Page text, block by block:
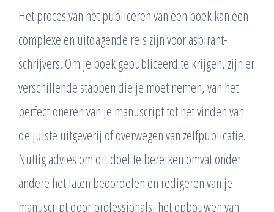
Het proces van het publiceren van een boek kan een
complexe en uitdagende reis zijn voor aspirant-
schrijvers. Om je boek gepubliceerd te krijgen, zijn er
verschillende stappen die je moet nemen, van het
perfectioneren van je manuscript tot het vinden van
de juiste uitgeverij of overwegen van zelfpublicatie.
Nuttig advies om dit doel te bereiken omvat onder
andere het laten beoordelen en redigeren van je
manuscript door professionals, het opbouwen van